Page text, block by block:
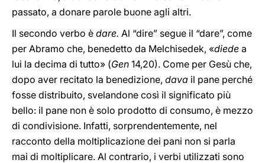
passato, a donare parole buone agli altri.
Il secondo verbo è dare. Al “dire” segue il “dare”, come
per Abramo che, benedetto da Melchisedek, «diede a
lui la decima di tutto» (Gen 14,20). Come per Gesù che,
dopo aver recitato la benedizione, dava il pane perché
fosse distribuito, svelandone così il significato più
bello: il pane non è solo prodotto di consumo, è mezzo
di condivisione. Infatti, sorprendentemente, nel
racconto della moltiplicazione dei pani non si parla
mai di moltiplicare. Al contrario, i verbi utilizzati sono